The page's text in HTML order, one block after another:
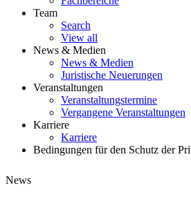
Team
Search
View all
News & Medien
News & Medien
Juristische Neuerungen
Veranstaltungen
Veranstaltungstermine
Vergangene Veranstaltungen
Karriere
Karriere
Bedingungen für den Schutz der
News